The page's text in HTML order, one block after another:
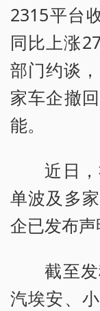
2315平台
同比上涨
部门约谈
家车企撤
能。
近日
单波及多
企已发布声
截至
汽埃安、